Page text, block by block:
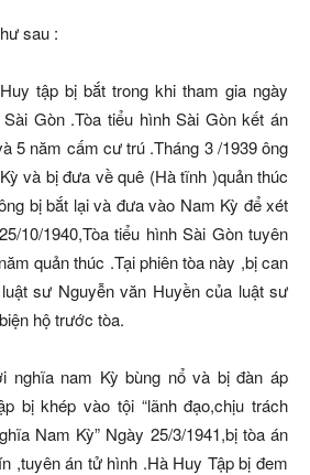
sau :
tập bị bắt trong khi tham gia ngày
Gòn .Tòa tiểu hình Sài Gòn kết án
5 năm cấm cư trú .Tháng 3 /1939 ông
và bị đưa về quê (Hà tĩnh )quản thúc
bị bắt lại và đưa vào Nam Kỳ để xét
10/1940,Tòa tiểu hình Sài Gòn tuyên
quản thúc .Tại phiên tòa này ,bị can
sư Nguyễn văn Huyền của luật sư
hộ trước tòa.
nghĩa nam Kỳ bùng nổ và bị đàn áp
bị khép vào tội “lãnh đạo,chịu trách
Nam Kỳ” Ngày 25/3/1941,bị tòa án
,tuyên án tử hình .Hà Huy Tập bị đem